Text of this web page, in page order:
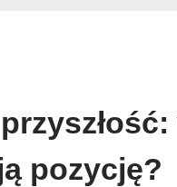
pozycję?